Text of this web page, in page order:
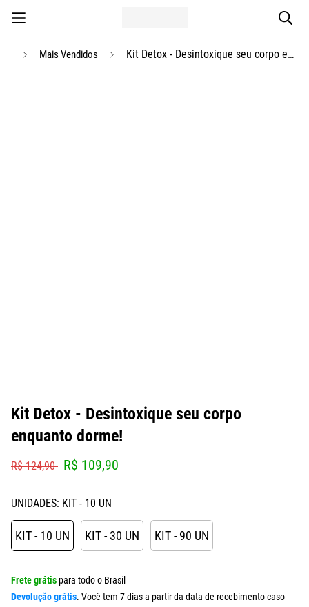
Mais Vendidos Kit Detox - Desintoxique seu corpo enquanto dorme!
Kit Detox - Desintoxique seu corpo
enquanto dorme!
R$ 124,90 R$ 109,90
UNIDADES: KIT - 10 UN
KIT - 10 UN KIT - 30 UN KIT - 90 UN
Frete grátispara todo o Brasil
Devolução grátis. Você tem 7 dias a partir da data de recebimento caso